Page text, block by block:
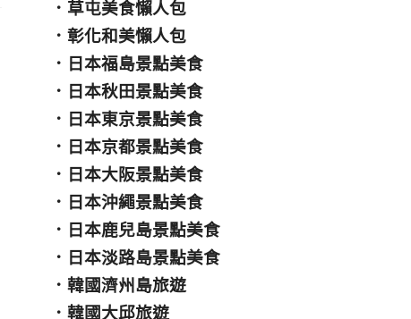
． 草屯美食懶人包
．彰化和美懶人包
． 日本福島景點美食
． 日本秋田景點美食
． 日本東京景點美食
． 日本京都景點美食
． 日本大阪景點美食
． 日本沖繩景點美食
． 日本鹿兒島景點美食
． 日本淡路島景點美食
．韓國濟州島旅遊
．韓國大邱旅遊